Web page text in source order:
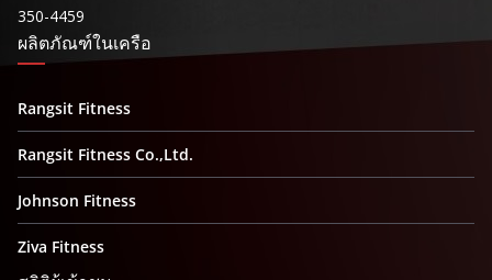
350-4459
ผลิตภัณฑ์ในเครือ
Rangsit Fitness
Rangsit Fitness Co.,Ltd.
Johnson Fitness
Ziva Fitness